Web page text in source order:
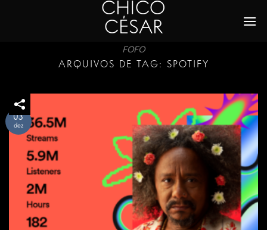
CHICO
CÉSAR
FOFO
ARQUIVOS DE TAG: SPOTIFY
03
dez